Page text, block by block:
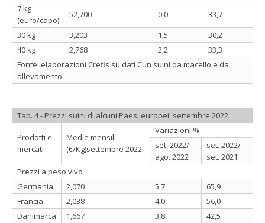
7 kg
(euro/capo)
52,700 0,0
33,7
30 kg
3,203 1,5
30,2
40 kg
2,768 2,2
33,3
Fonte: elaborazioni Crefis su dati Cun suini da macello e da
allevamento
Tab. 4 - Prezzi suini di alcuni Paesi europei: settembre 2022
Prodotti e
mercati
Medie mensili
(€/Kg)settembre 2022
Variazioni %
set. 2022/
ago. 2022
set. 2022/
set. 2021
Prezzi a peso vivo
Germania
2,070 5,7
65,9
Francia
2,038 4,0
56,0
Danimarca
1,667 3,8
42,5